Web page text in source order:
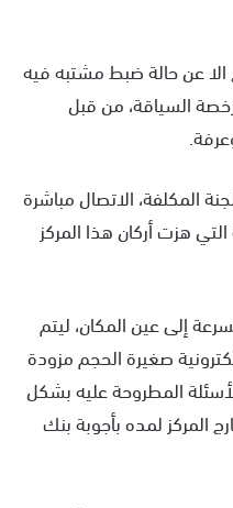
عن حالة ضبط مشتبه فيه
السياقة، من قبل
المكلفة، الاتصال مباشرة
هزت أركان هذا المركز
إلى عين المكان، ليتم
صغيرة الحجم مزودة
المطروحة عليه بشكل
لمده بأجوبة بنك